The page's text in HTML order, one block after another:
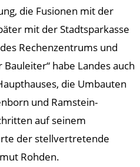
die Fusionen mit der
mit der Stadtsparkasse
Rechenzentrums und
habe Landes auch
die Umbauten
und Ramstein-
auf seinem
der stellvertretende
Rohden.